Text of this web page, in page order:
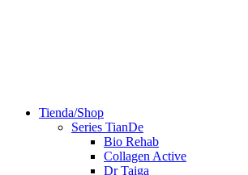
Tienda/Shop
Series TianDe
Bio Rehab
Collagen Active
Dr Taiga